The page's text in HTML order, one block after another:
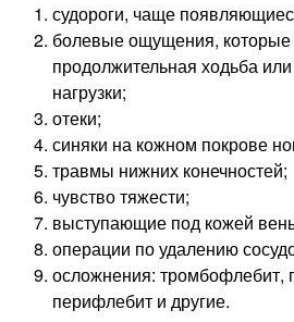
судороги, чаще
болевые ощущения, которые
продолжительная ходьба
нагрузки;
отеки;
синяки на кожном покрове
травмы нижних конечностей;
чувство тяжести;
выступающие под кожей
операции по удалению
осложнения: тромбофлебит,
перифлебит и другие.